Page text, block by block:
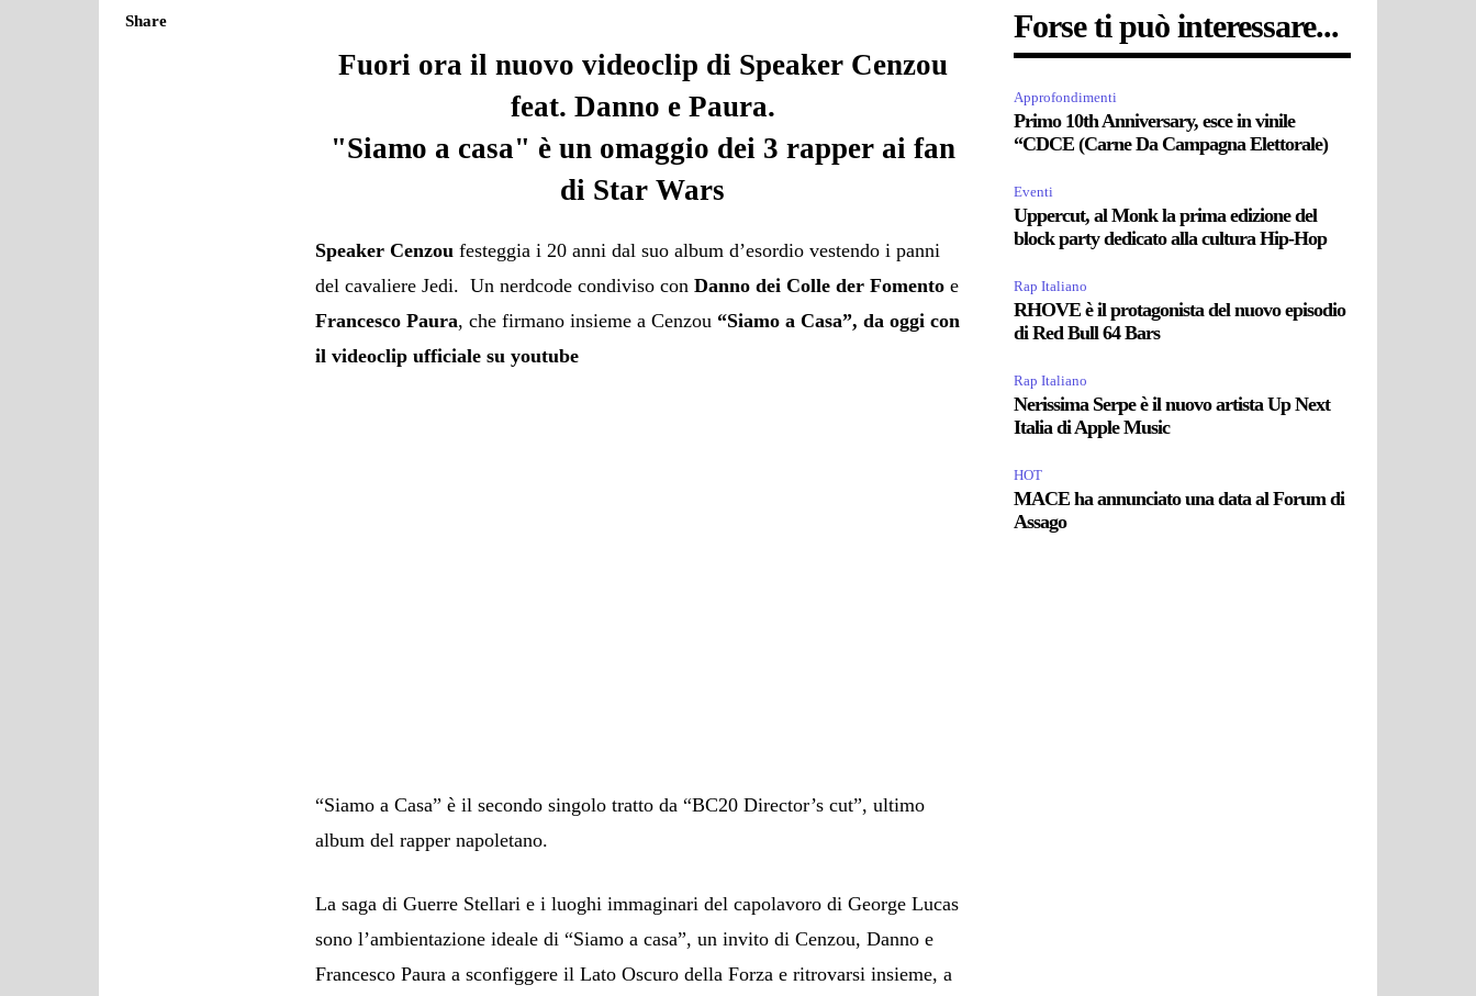
Share
Fuori ora il nuovo videoclip di Speaker Cenzou
feat. Danno e Paura.
"Siamo a casa" è un omaggio dei 3 rapper ai fan
di Star Wars
Speaker Cenzou festeggia i 20 anni dal suo album d’esordio vestendo i panni
del cavaliere Jedi. Un nerdcode condiviso conDanno dei Colle der Fomento e
Francesco Paura, che firmano insieme a Cenzou “Siamo a Casa”, da oggi con
il videoclip ufficiale su youtube
“Siamo a Casa” è il secondo singolo tratto da “BC20 Director’s cut”, ultimo
album del rapper napoletano.
La saga di Guerre Stellari e i luoghi immaginari del capolavoro di George Lucas
sono l’ambientazione ideale di “Siamo a casa”, un invito di Cenzou, Danno e
Francesco Paura a sconfiggere il Lato Oscuro della Forza e ritrovarsi insieme, a
Forse ti può interessare...
Approfondimenti
Primo 10th Anniversary, esce in vinile
“CDCE (Carne Da Campagna Elettorale)
Eventi
Uppercut, al Monk la prima edizione del
block party dedicato alla cultura Hip-Hop
Rap Italiano
RHOVE è il protagonista del nuovo episodio
di Red Bull 64 Bars
Rap Italiano
Nerissima Serpe è il nuovo artista Up Next
Italia di Apple Music
HOT
MACE ha annunciato una data al Forum di
Assago